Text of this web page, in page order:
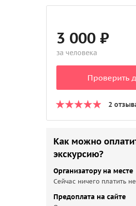
3 000 ₽
за человека
Проверить
2
Как можно
экскурсию?
Организатору на месте
Сейчас ничего платить
Предоплата на сайте